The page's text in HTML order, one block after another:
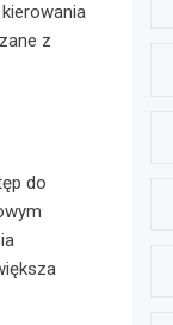
z
do